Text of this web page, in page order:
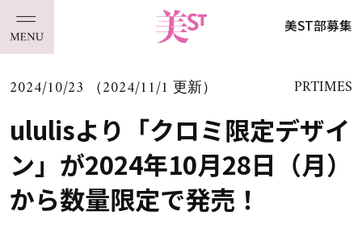
美ST部募集
2024/10/23 （2024/11/1 更新） PRTIMES
ululisより「クロミ限定デザイ
ン」が2024年10月28日（月）
から数量限定で発売！